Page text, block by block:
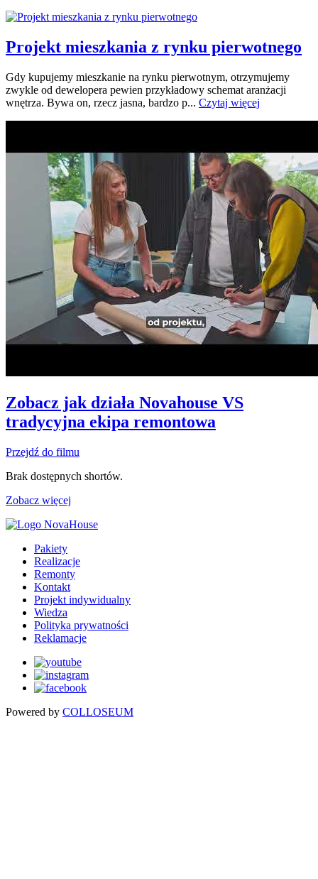
Projekt mieszkania z rynku pierwotnego
Gdy kupujemy mieszkanie na rynku pierwotnym, otrzymujemy
zwykle od dewelopera pewien przykładowy schemat aranżacji
wnętrza. Bywa on, rzecz jasna, bardzo p... Czytaj więcej
Zobacz jak działa Novahouse VS
tradycyjna ekipa remontowa
Przejdź do filmu
Brak dostępnych shortów.
Zobacz więcej
Pakiety
Realizacje
Remonty
Kontakt
Projekt indywidualny
Wiedza
Polityka prywatności
Reklamacje
Powered by COLLOSEUM